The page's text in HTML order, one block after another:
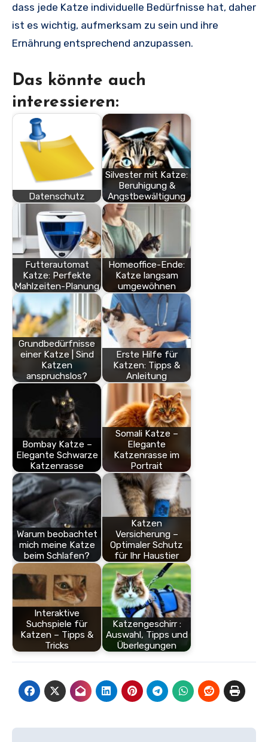
dass jede Katze individuelle Bedürfnisse hat, daher
ist es wichtig, aufmerksam zu sein und ihre
Ernährung entsprechend anzupassen.
Das könnte auch
interessieren:
Datenschutz
Silvester mit Katze:
Beruhigung &
Angstbewältigung
Futterautomat
Katze: Perfekte
Mahlzeiten-Planung
Homeoffice-Ende:
Katze langsam
umgewöhnen
Grundbedürfnisse
einer Katze | Sind
Katzen
anspruchslos?
Erste Hilfe für
Katzen: Tipps &
Anleitung
Bombay Katze –
Elegante Schwarze
Katzenrasse
Somali Katze –
Elegante
Katzenrasse im
Portrait
Warum beobachtet
mich meine Katze
beim Schlafen?
Katzen
Versicherung –
Optimaler Schutz
für Ihr Haustier
Interaktive
Suchspiele für
Katzen – Tipps &
Tricks
Katzengeschirr :
Auswahl, Tipps und
Überlegungen